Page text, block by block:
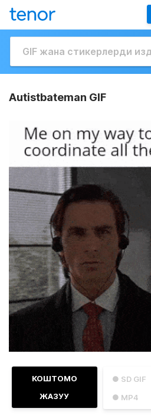
Autistbateman GIF
● SD GIF
● MP4
КОШТОМО
ЖАЗУУ